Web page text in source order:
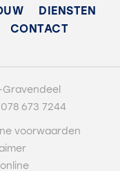
DIENSTEN
CONTACT
Gravendeel
078 673 7244
voorwaarden